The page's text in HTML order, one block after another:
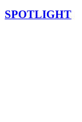
SPOTLIGHT